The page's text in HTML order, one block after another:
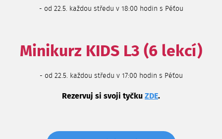
- od 22.5. každou středu v 18:00 hodin s Péťou
Minikurz KIDS L3 (6 lekcí)
- od 22.5. každou středu v 17:00 hodin s Péťou
Rezervuj si svoji tyčku ZDE.